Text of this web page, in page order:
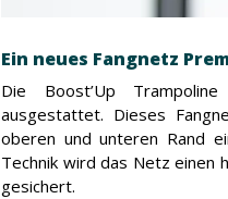
Ein neues Fangnetz
Die Boost’Up
ausgestattet. Dieses
oberen und unteren Rand
Technik wird das Netz einen
gesichert.